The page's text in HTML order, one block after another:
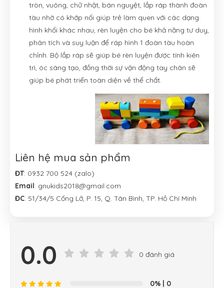
tròn, vuông, chữ nhật, bán nguyệt, lắp ráp thành đoàn
tàu nhờ có khớp nối giúp trẻ làm quen với các dạng
hình khối khác nhau, rèn luyện cho bé khả năng tư duy,
phân tích và suy luận để ráp hình 1 đoàn tàu hoàn
chỉnh. Bộ lắp ráp sẽ giúp bé rèn luyện được tính kiên
trì, óc sáng tạo, đồng thời sự vận động tay chân sẽ
giúp bé phát triển toàn diện về thể chất.
Liên hệ mua sản phẩm
ĐT: 0932 700 524 (zalo)
Email: gnukids2018@gmail.com
ĐC: 51/34/5 Cống Lở, P. 15, Q. Tân Bình, TP. Hồ Chí Minh
0.0 0 đánh giá
0% | 0